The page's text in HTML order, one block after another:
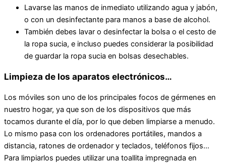
Lavarse las manos de inmediato utilizando agua y jabón,
o con un desinfectante para manos a base de alcohol.
También debes lavar o desinfectar la bolsa o el cesto de
la ropa sucia, e incluso puedes considerar la posibilidad
de guardar la ropa sucia en bolsas desechables.
Limpieza de los aparatos electrónicos…
Los móviles son uno de los principales focos de gérmenes en
nuestro hogar, ya que son de los dispositivos que más
tocamos durante el día, por lo que deben limpiarse a menudo.
Lo mismo pasa con los ordenadores portátiles, mandos a
distancia, ratones de ordenador y teclados, teléfonos fijos…
Para limpiarlos puedes utilizar una toallita impregnada en